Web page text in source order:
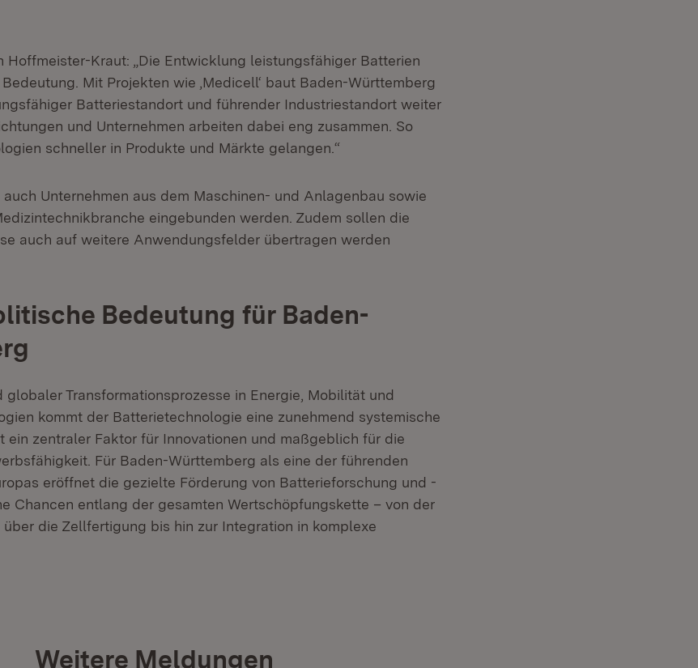
Hoffmeister-Kraut: „Die Entwicklung leistungsfähiger Batterien
Mit Projekten wie ‚Medicell‘ baut Baden-Württemberg
Batteriestandort und führender Industriestandort weiter
und Unternehmen arbeiten dabei eng zusammen. So
schneller in Produkte und Märkte gelangen.“
Unternehmen aus dem Maschinen- und Anlagenbau sowie
eingebunden werden. Zudem sollen die
auch auf weitere Anwendungsfelder übertragen werden
Bedeutung für Baden-
globaler Transformationsprozesse in Energie, Mobilität und
kommt der Batterietechnologie eine zunehmend systemische
ein zentraler Faktor für Innovationen und maßgeblich für die
Für Baden-Württemberg als eine der führenden
eröffnet die gezielte Förderung von Batterieforschung und -
Chancen entlang der gesamten Wertschöpfungskette – von der
die Zellfertigung bis hin zur Integration in komplexe
Weitere Meldungen